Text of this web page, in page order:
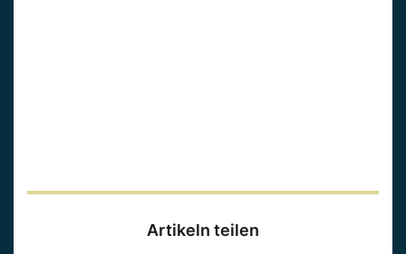
Artikeln teilen